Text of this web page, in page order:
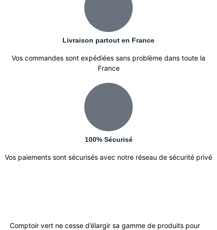
Livraison partout en France
Vos commandes sont expédiées sans problème dans toute la
France
100% Sécurisé
Vos paiements sont sécurisés avec notre réseau de sécurité privé
Comptoir vert ne cesse d’élargir sa gamme de produits pour